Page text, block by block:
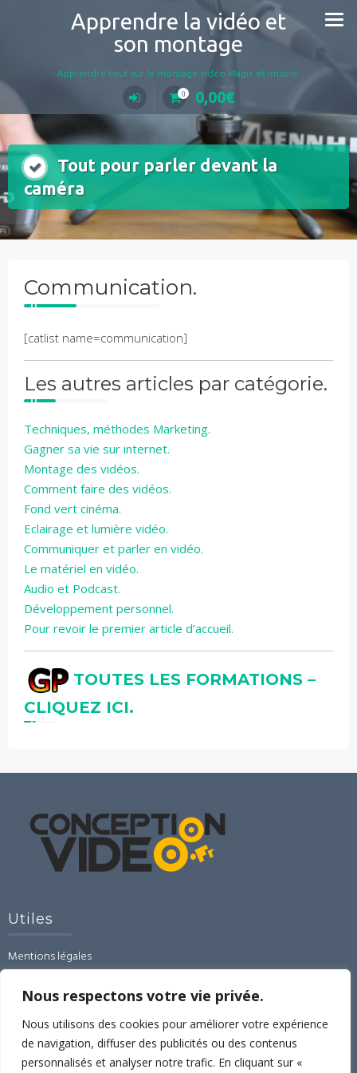
Nous respectons votre vie privée.
Nous utilisons des cookies pour améliorer votre expérience
de navigation, diffuser des publicités ou des contenus
personnalisés et analyser notre trafic. En cliquant sur «
Apprendre la vidéo et
son montage
Apprendre tout sur le montage vidéo Magix et Imovie.
0 0,00€
Tout pour parler devant la
caméra
Communication.
[catlist name=communication]
Les autres articles par catégorie.
Techniques, méthodes Marketing.
Gagner sa vie sur internet.
Montage des vidéos.
Comment faire des vidéos.
Fond vert cinéma.
Eclairage et lumière vidéo.
Communiquer et parler en vidéo.
Le matériel en vidéo.
Audio et Podcast.
Développement personnel.
Pour revoir le premier article d’accueil.
TOUTES LES FORMATIONS –
CLIQUEZ ICI.
Utiles
Mentions légales
CGU-CGV-RGPD
Contact
Espace formations